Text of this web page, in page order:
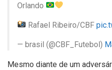
Orlando
Rafael Ribeiro/CBF
— brasil (@CBF_Futebol)
Mesmo diante de um